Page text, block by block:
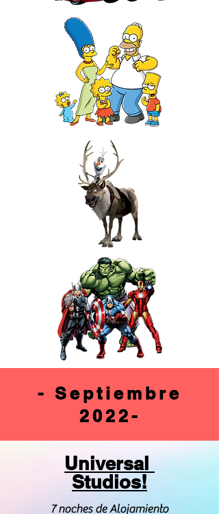
- Septiembre
2022-
Universal
Studios!
7 noches de Alojamiento